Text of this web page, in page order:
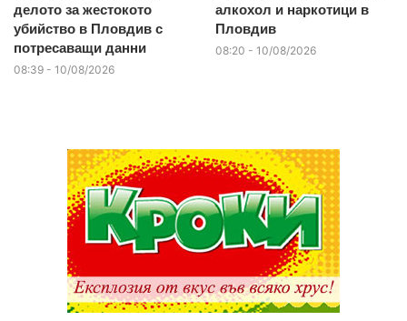
делото за жестокото
убийство в Пловдив с
потресаващи данни
08:39 - 10/08/2026
алкохол и наркотици в
Пловдив
08:20 - 10/08/2026